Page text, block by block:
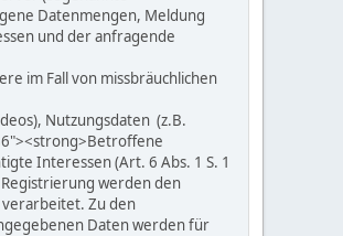
Datenmengen, Meldung
und der anfragende
im Fall von missbräuchlichen
Nutzungsdaten (z.B.
Interessen (Art. 6 Abs. 1 S. 1
werden den
Zu den
Daten werden für